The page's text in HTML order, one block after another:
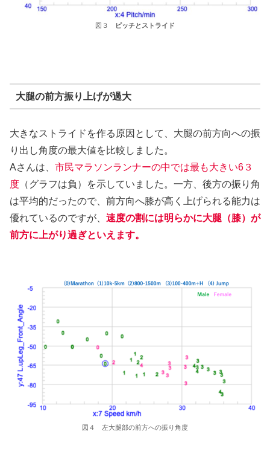
図３ ピッチとストライド
大腿の前方振り上げが過大
大きなストライドを作る原因として、大腿の前方向への振
り出し角度の最大値を比較しました。
Aさんは、 市民マラソンランナーの中では最も大きい6３
度 （グラフは負）を示していました。一方、後方の振り角
は平均的だったので、前方向へ膝が高く上げられる能力は
優れているのですが、 速度の割には明らかに大腿（膝）が
前方に上がり過ぎといえます。
図４ 左大腿部の前方への振り角度